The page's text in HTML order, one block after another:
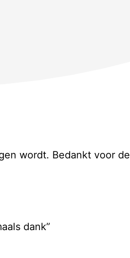
wordt. Bedankt voor de
dank”